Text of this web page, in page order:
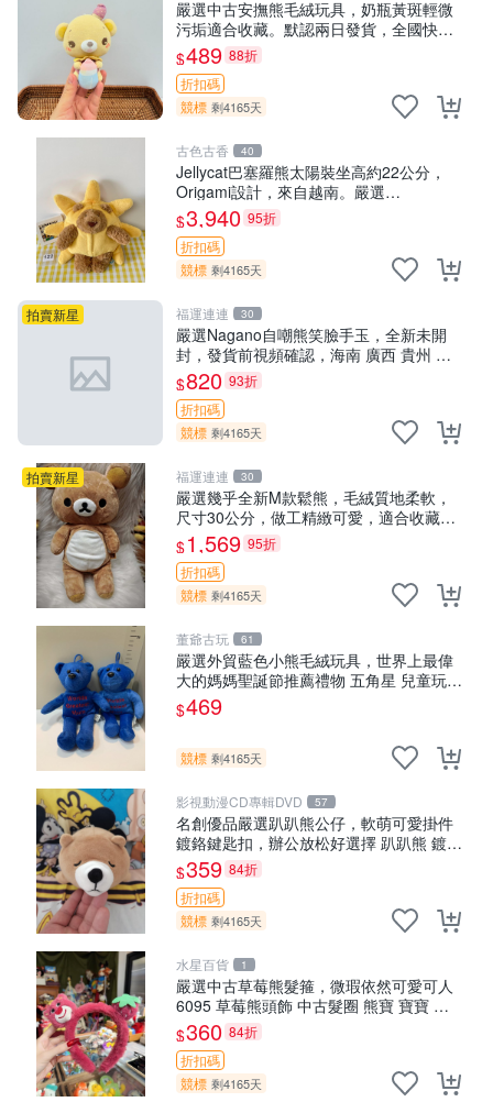
嚴選中古安撫熊毛絨玩具，奶瓶黃斑輕微
污垢適合收藏。默認兩日發貨，全國快遞
隨機派送。 成色如圖可放心購買，輕微瑕
疵和臟污不影響使用。 安撫熊 中古玩偶
毛
$489 88折
折扣碼
競標 剩4165天
古色古香 40
Jellycat巴塞羅熊太陽裝坐高約22公分，
Origami設計，來自越南。嚴選
Recommendation！巴塞羅、 Origami
熊、Jelly
$3,940 95折
折扣碼
競標 剩4165天
拍賣新星 福運連連 30
嚴選Nagano自嘲熊笑臉手玉，全新未開
封，發貨前視頻確認，海南 廣西 貴州 嚴
選Nagano自嘲熊笑臉手玉，全新未開封，
發貨前視頻確認，四川 重慶 內
$820 93折
折扣碼
競標 剩4165天
拍賣新星 福運連連 30
嚴選幾乎全新M款鬆熊，毛絨質地柔軟，
尺寸30公分，做工精緻可愛，適合收藏或
贈送親友。中古使用痕跡，手感依然優
良。 鬆熊 嬰熊 毛玩偶
$1,569 95折
折扣碼
競標 剩4165天
董爺古玩 61
嚴選外貿藍色小熊毛絨玩具，世界上最偉
大的媽媽聖誕節推薦禮物 五角星 兒童玩具
母親節
$469
競標 剩4165天
影視動漫CD專輯DVD 57
名創優品嚴選趴趴熊公仔，軟萌可愛掛件
鍍鉻鍵匙扣，辦公放松好選擇 趴趴熊 鍍鉻
鍵匙扣 萬用掛件
$359 84折
折扣碼
競標 剩4165天
水星百貨 1
嚴選中古草莓熊髮箍，微瑕依然可愛可人
6095 草莓熊頭飾 中古髮圈 熊寶 寶寶 娃
娃熊髮箍 中古收藏 玩具髮夾
$360 84折
折扣碼
競標 剩4165天